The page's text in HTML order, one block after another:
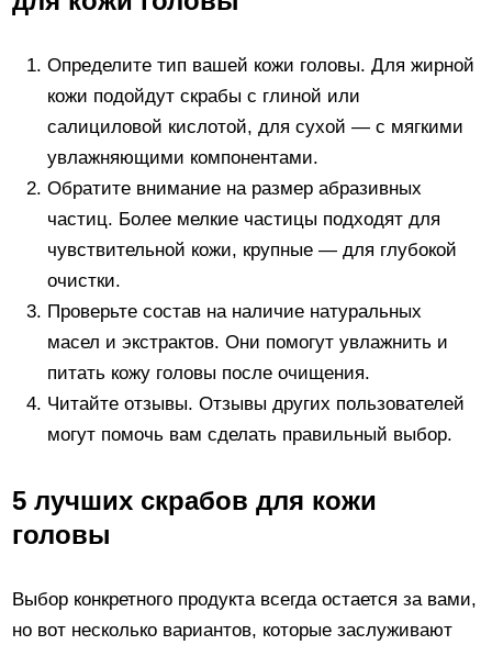
Определите тип вашей кожи головы. Для жирной
кожи подойдут скрабы с глиной или
салициловой кислотой, для сухой — с мягкими
увлажняющими компонентами.
Обратите внимание на размер абразивных
частиц. Более мелкие частицы подходят для
чувствительной кожи, крупные — для глубокой
очистки.
Проверьте состав на наличие натуральных
масел и экстрактов. Они помогут увлажнить и
питать кожу головы после очищения.
Читайте отзывы. Отзывы других пользователей
могут помочь вам сделать правильный выбор.
5 лучших скрабов для кожи
головы
Выбор конкретного продукта всегда остается за вами,
но вот несколько вариантов, которые заслуживают